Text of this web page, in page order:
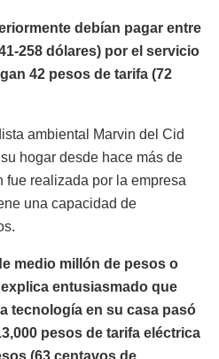
debían pagar entre
258 dólares) por el servicio
42 pesos de tarifa (72
ambiental Marvin del Cid
hogar desde hace más de
fue realizada por la empresa
una capacidad de
medio millón de pesos o
entusiasmado que
tecnología en su casa pasó
pesos de tarifa eléctrica
(63 centavos de